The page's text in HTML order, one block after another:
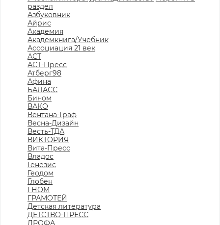
раздел
Азбуковник
Айрис
Академия
Академкнига/Учебник
Ассоциация 21 век
АСТ
АСТ-Пресс
Атберг98
Афина
БАЛАСС
Бином
ВАКО
Вентана-Граф
Весна-Дизайн
Весть-ТДА
ВИКТОРИЯ
Вита-Пресс
Владос
Генезис
Геодом
Глобен
ГНОМ
ГРАМОТЕЙ
Детская литература
ДЕТСТВО-ПРЕСС
ДРОФА